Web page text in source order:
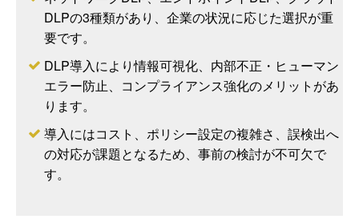
DLPの3種類があり、企業の状況に応じた選択が重
要です。
DLP導入により情報可視化、内部不正・ヒューマン
エラー防止、コンプライアンス強化のメリットがあ
ります。
導入にはコスト、ポリシー設定の複雑さ、誤検出へ
の対応が課題となるため、事前の検討が不可欠で
す。